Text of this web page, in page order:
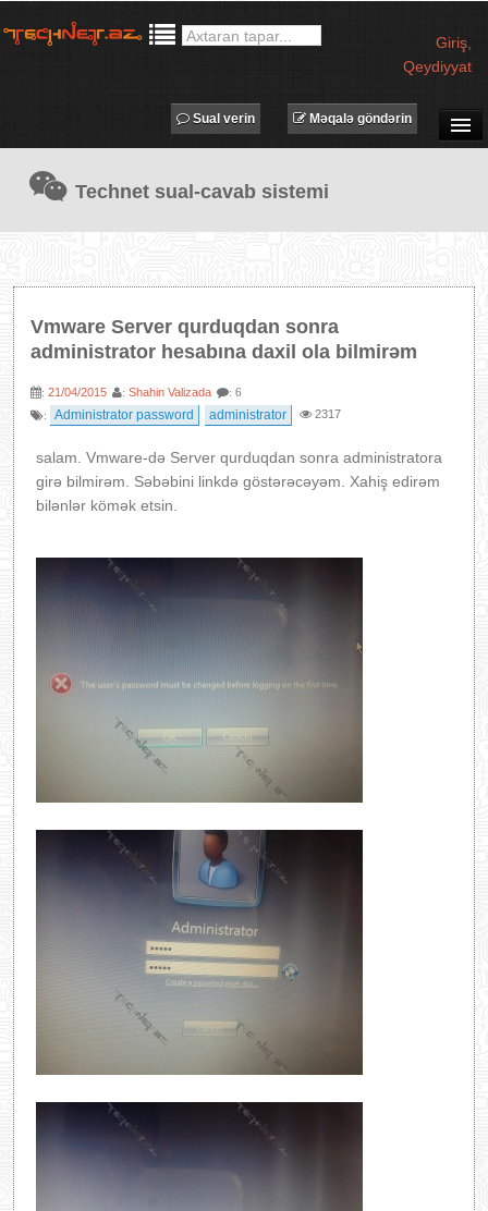
Giriş
Qeydiyyat
TECHNET TV
MƏQALƏLƏR
PROQRAMLAR
IT LÜĞƏT
Məqalə göndərin
Sual verin
Technet sual-cavab sistemi
Vmware Server qurduqdan sonra
administrator hesabına daxil ola bilmirəm
: 21/04/2015 : Shahin Valizada
: 6
:
Administrator password administrator 2317
salam. Vmware-də Server qurduqdan sonra administratora
girə bilmirəm. Səbəbini linkdə göstərəcəyəm. Xahiş edirəm
bilənlər kömək etsin.